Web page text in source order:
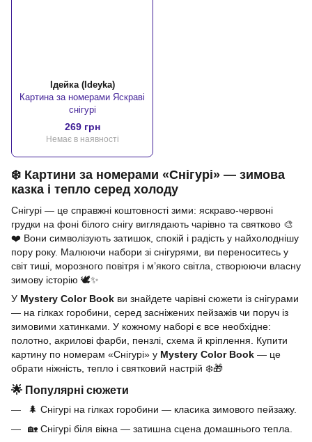
Ідейка (Ideyka)
Картина за номерами Яскраві
снігурі
269 грн
Немає в наявності
❄️ Картини за номерами «Снігурі» — зимова
казка і тепло серед холоду
Снігурі — це справжні коштовності зими: яскраво-червоні
грудки на фоні білого снігу виглядають чарівно та святково 🎨
❤️ Вони символізують затишок, спокій і радість у найхолоднішу
пору року. Малюючи набори зі снігурями, ви переноситесь у
світ тиші, морозного повітря і м’якого світла, створюючи власну
зимову історію 🕊️✨
У Mystery Color Book ви знайдете чарівні сюжети із снігурами
— на гілках горобини, серед засніжених пейзажів чи поруч із
зимовими хатинками. У кожному наборі є все необхідне:
полотно, акрилові фарби, пензлі, схема й кріплення. Купити
картину по номерам «Снігурі» у Mystery Color Book — це
обрати ніжність, тепло і святковий настрій ❄️🎁
🌟 Популярні сюжети
🌲 Снігурі на гілках горобини — класика зимового пейзажу.
🏡 Снігурі біля вікна — затишна сцена домашнього тепла.